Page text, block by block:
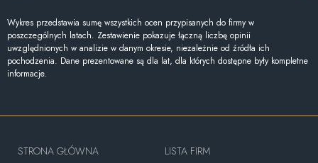
Wykres przedstawia sumę wszystkich ocen przypisanych do firmy w
poszczególnych latach. Zestawienie pokazuje łączną liczbę opinii
uwzględnionych w analizie w danym okresie, niezależnie od źródła ich
pochodzenia. Dane prezentowane są dla lat, dla których dostępne były kompletne
informacje.
STRONA GŁÓWNA
LISTA FIRM